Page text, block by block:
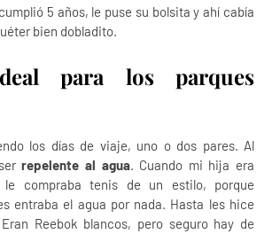
5 años, le puse su bolsita y ahí cabía
bien dobladito.
para los parques
los días de viaje, uno o dos pares. Al
repelente al agua. Cuando mi hija era
le compraba tenis de un estilo, porque
entraba el agua por nada. Hasta les hice
Reebok blancos, pero seguro hay de